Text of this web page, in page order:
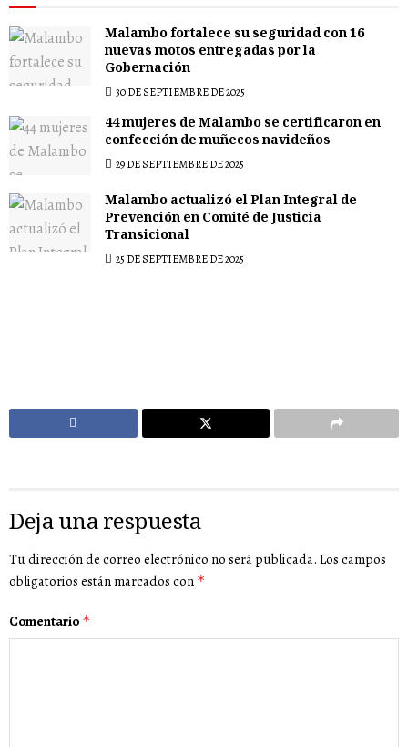
Malambo fortalece su seguridad con 16
nuevas motos entregadas por la
Gobernación
30 DE SEPTIEMBRE DE 2025
44 mujeres de Malambo se certificaron en
confección de muñecos navideños
29 DE SEPTIEMBRE DE 2025
Malambo actualizó el Plan Integral de
Prevención en Comité de Justicia
Transicional
25 DE SEPTIEMBRE DE 2025
Deja una respuesta
Tu dirección de correo electrónico no será publicada. Los campos
obligatorios están marcados con *
Comentario *